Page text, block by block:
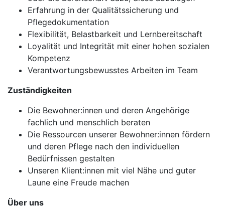
Erfahrung in der Qualitätssicherung und
Pflegedokumentation
Flexibilität, Belastbarkeit und Lernbereitschaft
Loyalität und Integrität mit einer hohen sozialen
Kompetenz
Verantwortungsbewusstes Arbeiten im Team
Zuständigkeiten
Die Bewohner:innen und deren Angehörige
fachlich und menschlich beraten
Die Ressourcen unserer Bewohner:innen fördern
und deren Pflege nach den individuellen
Bedürfnissen gestalten
Unseren Klient:innen mit viel Nähe und guter
Laune eine Freude machen
Über uns